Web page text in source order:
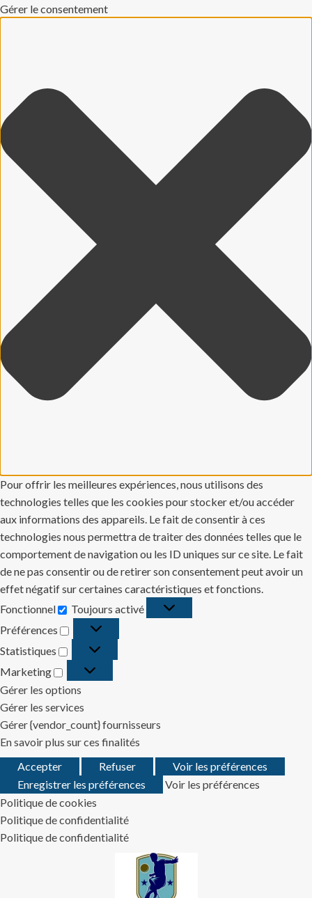
Gérer le consentement
Pour offrir les meilleures expériences, nous utilisons des
technologies telles que les cookies pour stocker et/ou accéder
aux informations des appareils. Le fait de consentir à ces
technologies nous permettra de traiter des données telles que le
comportement de navigation ou les ID uniques sur ce site. Le fait
de ne pas consentir ou de retirer son consentement peut avoir un
effet négatif sur certaines caractéristiques et fonctions.
Fonctionnel
Fonctionnel
Toujours activé
Préférences
Préférences
Statistiques
Statistiques
Marketing
Marketing
Gérer les options
Gérer les services
Gérer {vendor_count} fournisseurs
En savoir plus sur ces finalités
Accepter
Refuser
Voir les préférences
Enregistrer les préférences
Voir les préférences
Politique de cookies
Politique de confidentialité
Politique de confidentialité